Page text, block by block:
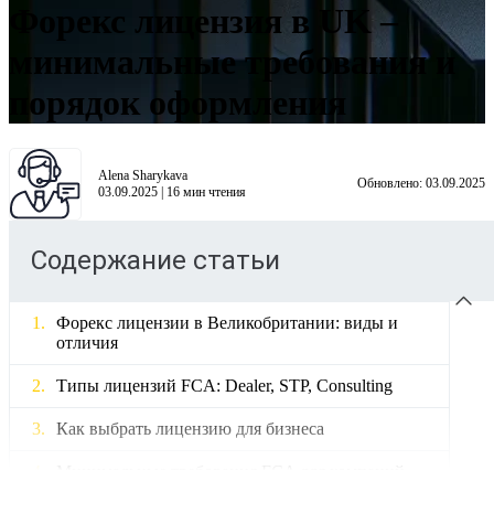
Форекс лицензия в UK –
минимальные требования и
порядок оформления
Alena Sharykava
03.09.2025 | 16 мин чтения
Обновлено: 03.09.2025
Содержание статьи
Форекс лицензии в Великобритании: виды и
отличия
Типы лицензий FCA: Dealer, STP, Consulting
Как выбрать лицензию для бизнеса